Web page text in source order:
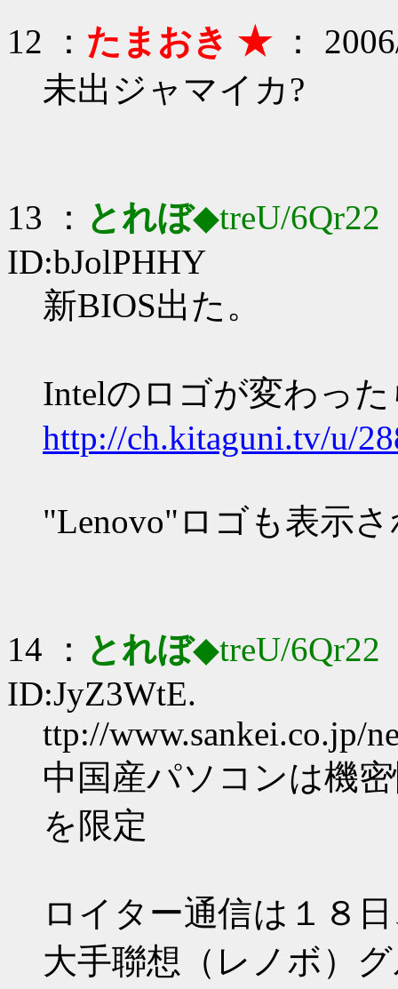
12 ： たまおき ★：
未出ジャマイカ?
13 ： とれぼ◆treU/6Qr22
ID:bJolPHHY
新BIOS出た。
Intelのロゴが変わっ
http://ch.kitaguni.tv/u/
"Lenovo"ロゴも表示
14 ： とれぼ◆treU/6Qr22
ID:JyZ3WtE.
ttp://www.sankei.co.jp/
中国産パソコンは機
を限定
ロイター通信は１８
大手聯想（レノボ）